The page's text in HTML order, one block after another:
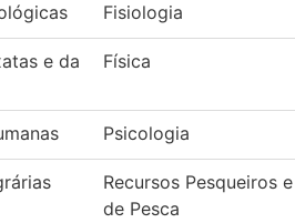
Fisiologia
e da
Física
Psicologia
Recursos Pesqueiros
de Pesca